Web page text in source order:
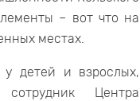
– вот что на
местах.
детей и взрослых,
Центра